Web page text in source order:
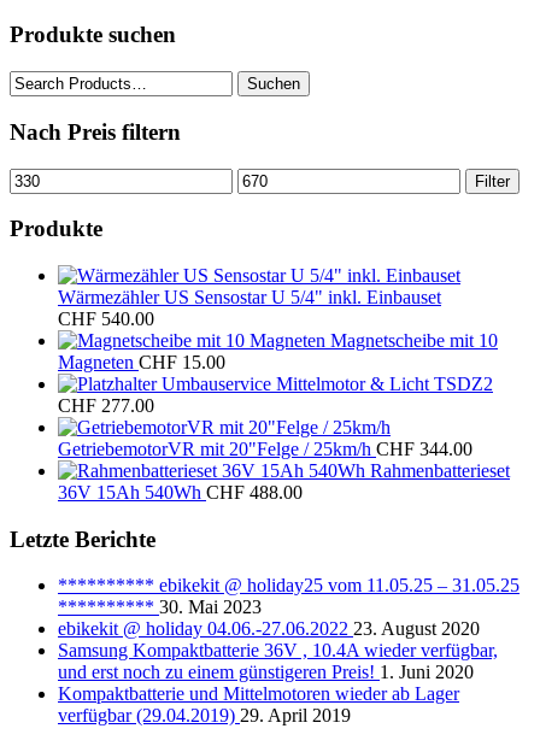
Produkte suchen
Suche
nach:
Suchen
Nach Preis filtern
Min.
Preis
Max.
Preis
Filter
Produkte
Wärmezähler US Sensostar U 5/4" inkl. Einbauset
CHF 540.00
Magnetscheibe mit 10
Magneten CHF 15.00
Umbauservice Mittelmotor & Licht TSDZ2
CHF 277.00
GetriebemotorVR mit 20"Felge / 25km/h CHF 344.00
Rahmenbatterieset
36V 15Ah 540Wh CHF 488.00
Letzte Berichte
********** ebikekit @ holiday25 vom 11.05.25 – 31.05.25
********** 30. Mai 2023
ebikekit @ holiday 04.06.-27.06.2022 23. August 2020
Samsung Kompaktbatterie 36V , 10.4A wieder verfügbar,
und erst noch zu einem günstigeren Preis! 1. Juni 2020
Kompaktbatterie und Mittelmotoren wieder ab Lager
verfügbar (29.04.2019) 29. April 2019